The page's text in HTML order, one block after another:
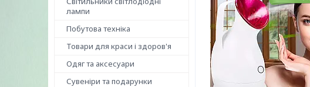
лампи
Побутова техніка
Товари для краси і здоров'я
Одяг та аксесуари
Сувеніри та подарунки